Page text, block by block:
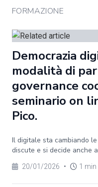
FORMAZIONE
Democrazia
modalità di
governance
seminario on
Pico.
Il digitale sta cambiando
discute e si decide anche
20/01/2026 • 1 min